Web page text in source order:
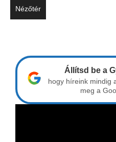
Nézőtér
Állítsd be a
hogy híreink mindig
meg a